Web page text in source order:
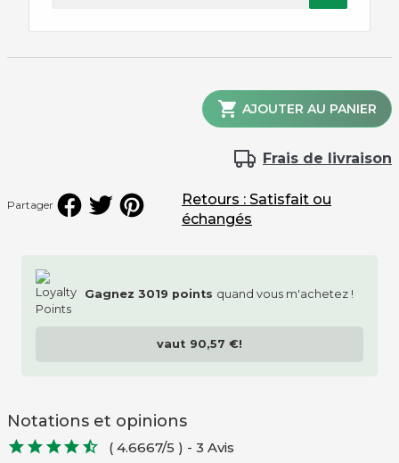
Partager
Gagnez 3019 points quand vous m'achetez !
vaut 90,57 €!
Retours : Satisfait ou
échangés
pour vos enfants, le baby-foot air
hockey freestyle offert
option d'installation
 AJOUTER AU PANIER
Frais de livraison
Notations et opinions
 ( 4.6667/5 ) - 3 Avis